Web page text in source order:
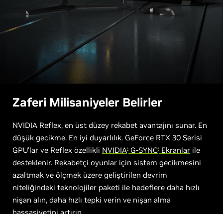
Zaferi Milisaniyeler Belirler
NVIDIA Reflex, en üst düzey rekabet avantajını sunar. En
GPU'lar ve Reflex özellikli
NVIDIA Ekranlar
desteklenir. Rekabetçi oyunlar için sistem gecikmesini
azaltmak ve ölçmek üzere geliştirilen devrim
niteliğindeki teknolojiler paketi ile hedeflere daha hızlı